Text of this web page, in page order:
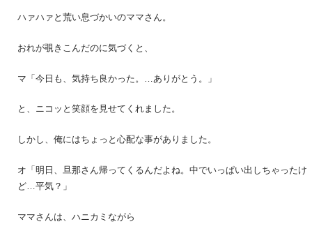
ハァハァと荒い息づかいのママさん。
おれが覗きこんだのに気づくと、
マ「今日も、気持ち良かった。…ありがとう。」
と、ニコッと笑顔を見せてくれました。
しかし、俺にはちょっと心配な事がありました。
オ「明日、旦那さん帰ってくるんだよね。中でいっぱい出しちゃったけ
ど…平気？」
ママさんは、ハニカミながら